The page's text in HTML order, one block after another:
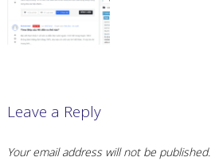
Leave a Reply
Your email address will not be published.